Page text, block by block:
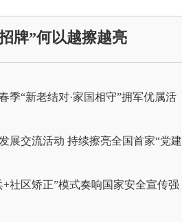
牌”何以越擦越亮
季“新老结对·家国相守”拥军优属活
展交流活动 持续擦亮全国首家“党建
社区矫正”模式奏响国家安全宣传强